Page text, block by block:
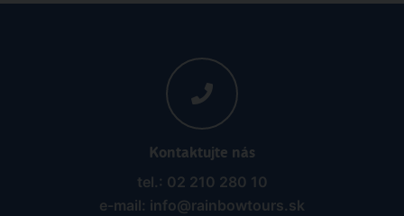
Kontaktujte nás
tel.: 02 210 280 10
e-mail: info@rainbowtours.sk